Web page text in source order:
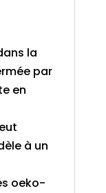
la
par
en
à un
oeko-